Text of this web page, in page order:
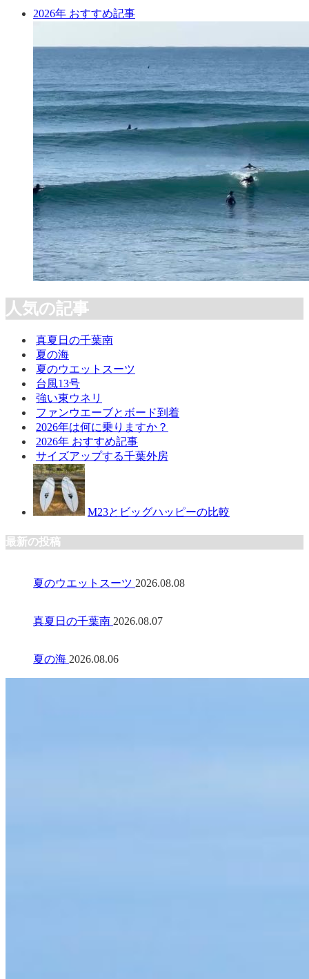
2026年 おすすめ記事
人気の記事
真夏日の千葉南
夏の海
夏のウエットスーツ
台風13号
強い東ウネリ
ファンウエーブとボード到着
2026年は何に乗りますか？
2026年 おすすめ記事
サイズアップする千葉外房
M23とビッグハッピーの比較
最新の投稿
夏のウエットスーツ 2026.08.08
真夏日の千葉南 2026.08.07
夏の海 2026.08.06